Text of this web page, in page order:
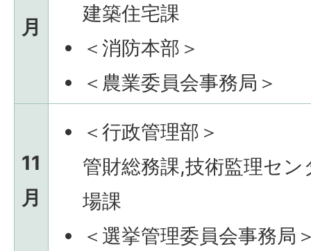
月
建築住宅課
＜消防本部＞
＜農業委員会事務局＞
11
月
＜行政管理部＞
管財総務課,技術監理セン
場課
＜選挙管理委員会事務局